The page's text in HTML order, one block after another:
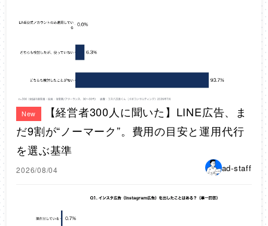
New
【経営者300人に聞いた】LINE広告、ま
だ9割が“ノーマーク”。費用の目安と運用代行
を選ぶ基準
2026/08/04 ad-staff